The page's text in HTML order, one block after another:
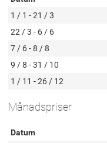
1 / 1 - 21 / 3
22 / 3 - 6 / 6
7 / 6 - 8 / 8
9 / 8 - 31 / 10
1 / 11 - 26 / 12
Månadspriser
Datum